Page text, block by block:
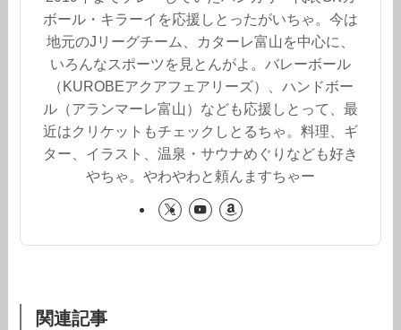
ボール・キラーイを応援しとったがいちゃ。今は
地元のJリーグチーム、カターレ富山を中心に、
いろんなスポーツを見とんがよ。バレーボール
（KUROBEアクアフェアリーズ）、ハンドボー
ル（アランマーレ富山）なども応援しとって、最
近はクリケットもチェックしとるちゃ。料理、ギ
ター、イラスト、温泉・サウナめぐりなども好き
やちゃ。やわやわと頼んますちゃー
関連記事